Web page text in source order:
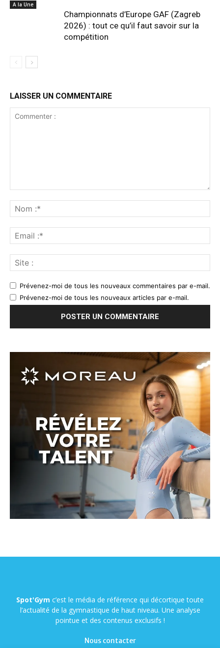
A la Une
Championnats d’Europe GAF (Zagreb
2026) : tout ce qu’il faut savoir sur la
compétition
LAISSER UN COMMENTAIRE
Prévenez-moi de tous les nouveaux commentaires par e-mail.
Prévenez-moi de tous les nouveaux articles par e-mail.
Spot'Gym c’est le média de référence qui décortique toute
l’actualité de la gymnastique de haut niveau. Une analyse
pointue et des contenus exclusifs !
Nous contacter